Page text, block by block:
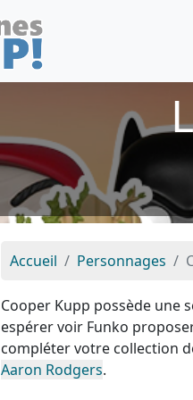
Accueil Personnages
Cooper Kupp possède une
espérer voir Funko
compléter votre collection
Aaron Rodgers.